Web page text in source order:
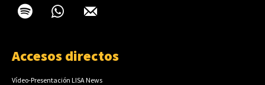
Accesos directos
Vídeo-Presentación LISA News